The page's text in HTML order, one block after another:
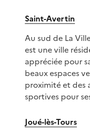
Saint-Avertin
Au sud de La
est une ville
appréciée pour
beaux espaces
proximité et des
sportives pour
Joué-lès-Tours